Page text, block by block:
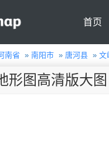
首页
南省 » 南阳市» 唐河县» 文
形图高清版大图